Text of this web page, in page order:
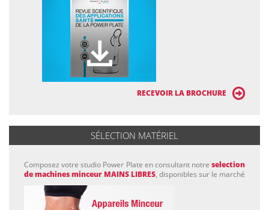
RECEVOIR LA BROCHURE
SÉLECTION MATÉRIEL
Composez votre studio Power Plate en consultant notre selection
de machines minceur MAINS LIBRES, disponibles sur le marché